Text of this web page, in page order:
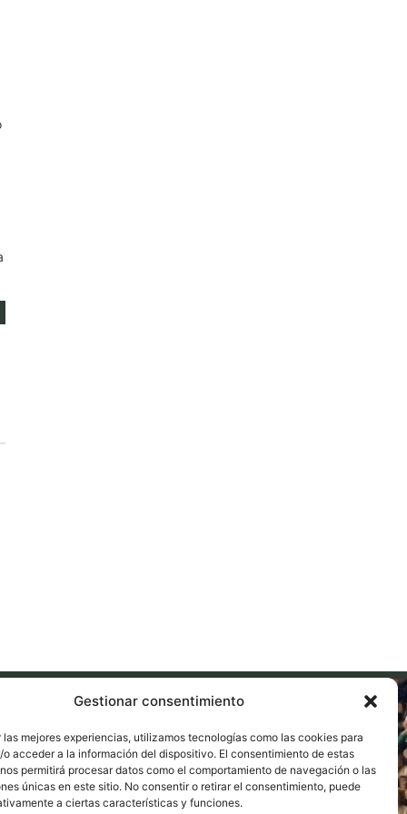
Gestionar consentimiento
las mejores experiencias, utilizamos tecnologías como las cookies para
o acceder a la información del dispositivo. El consentimiento de estas
permitirá procesar datos como el comportamiento de navegación o las
únicas en este sitio. No consentir o retirar el consentimiento, puede
a ciertas características y funciones.